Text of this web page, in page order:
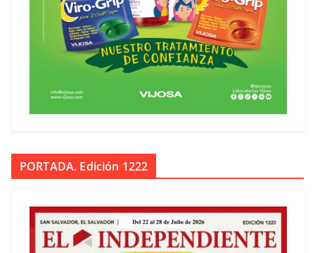
PORTADA. Edición 1222